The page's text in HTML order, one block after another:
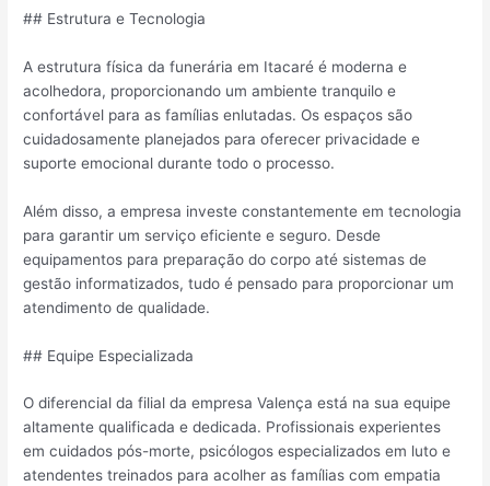
## Estrutura e Tecnologia
A estrutura física da funerária em Itacaré é moderna e
acolhedora, proporcionando um ambiente tranquilo e
confortável para as famílias enlutadas. Os espaços são
cuidadosamente planejados para oferecer privacidade e
suporte emocional durante todo o processo.
Além disso, a empresa investe constantemente em tecnologia
para garantir um serviço eficiente e seguro. Desde
equipamentos para preparação do corpo até sistemas de
gestão informatizados, tudo é pensado para proporcionar um
atendimento de qualidade.
## Equipe Especializada
O diferencial da filial da empresa Valença está na sua equipe
altamente qualificada e dedicada. Profissionais experientes
em cuidados pós-morte, psicólogos especializados em luto e
atendentes treinados para acolher as famílias com empatia